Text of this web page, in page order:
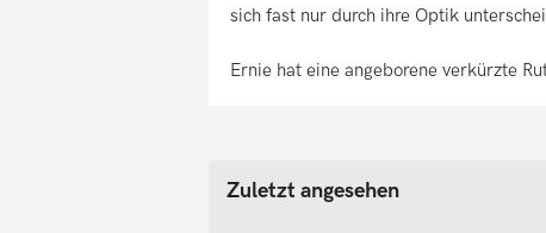
sich fast nur durch ihre Optik
Ernie hat eine angeborene verkürzte
Zuletzt angesehen